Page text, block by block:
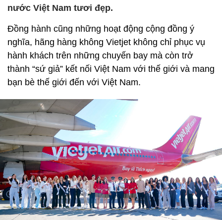
nước Việt Nam tươi đẹp.
Đồng hành cũng những hoạt động cộng đồng ý
nghĩa, hãng hàng không Vietjet không chỉ phục vụ
hành khách trên những chuyến bay mà còn trở
thành “sứ giả” kết nối Việt Nam với thế giới và mang
bạn bè thế giới đến với Việt Nam.